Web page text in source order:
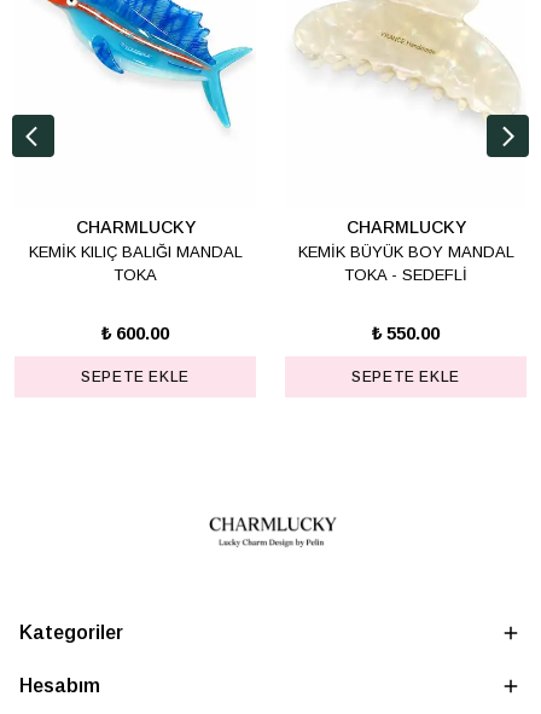
CHARMLUCKY
KEMİK KILIÇ BALIĞI MANDAL
TOKA
₺ 600.00
SEPETE EKLE
CHARMLUCKY
KEMİK BÜYÜK BOY MANDAL
TOKA - SEDEFLİ
₺ 550.00
SEPETE EKLE
Kategoriler
Hesabım